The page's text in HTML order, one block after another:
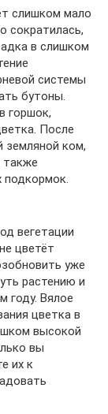
слишком мало
сократилась,
в слишком
системы
бутоны.
горшок,
После
земляной ком,
также
подкормок.
вегетации
цветёт
уже
растению и
году. Вялое
цветка в
высокой
вы
их к